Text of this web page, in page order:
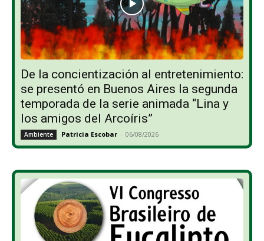
De la concientización al entretenimiento:
se presentó en Buenos Aires la segunda
temporada de la serie animada “Lina y
los amigos del Arcoíris”
Ambiente Patricia Escobar - 06/08/2026